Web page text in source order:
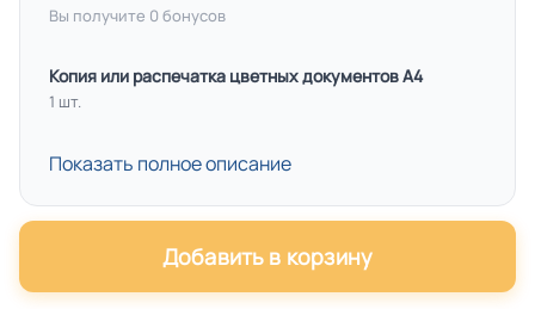
Вы получите 0 бонусов
Копия или распечатка цветных документов А4
1 шт.
Показать полное описание
Добавить в корзину